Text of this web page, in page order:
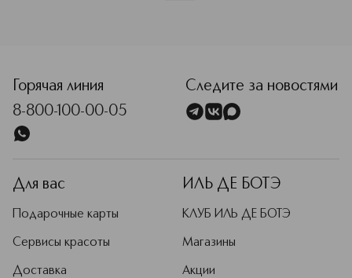
Горячая линия
8-800-100-00-05
Следите за новостями
Для вас
Подарочные карты
Сервисы красоты
Доставка
ИЛЬ ДЕ БОТЭ
КЛУБ ИЛЬ ДЕ БОТЭ
Магазины
Акции